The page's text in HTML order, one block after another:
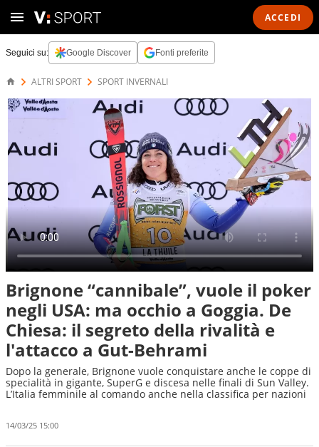
ACCEDI
Seguici su: Google Discover Fonti preferite
ALTRI SPORT SPORT INVERNALI
Brignone “cannibale”, vuole il poker
negli USA: ma occhio a Goggia. De
Chiesa: il segreto della rivalità e
l'attacco a Gut-Behrami
Dopo la generale, Brignone vuole conquistare anche le coppe di
specialità in gigante, SuperG e discesa nelle finali di Sun Valley.
L’Italia femminile al comando anche nella classifica per nazioni
14/03/25 15:00